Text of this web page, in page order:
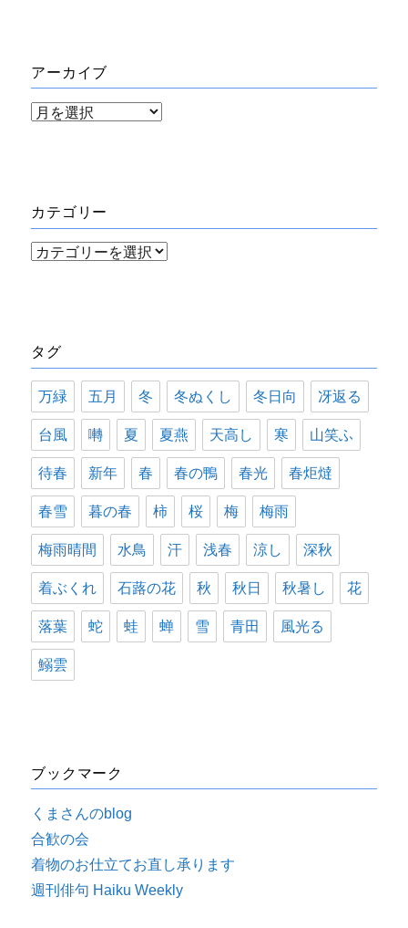
アーカイブ
ア
ブ
カテゴリー
カ
ー
タグ
万緑 五月 冬 冬ぬくし 冬日向 冴返る
台風 囀 夏 夏燕 天高し 寒 山笑ふ
待春 新年 春 春の鴨 春光 春炬燵
春雪 暮の春 柿 桜 梅 梅雨
梅雨晴間 水鳥 汗 浅春 涼し 深秋
着ぶくれ 石蕗の花 秋 秋日 秋暑し 花
落葉 蛇 蛙 蝉 雪 青田 風光る
鰯雲
ブックマーク
くまさんのblog
合歓の会
着物のお仕立てお直し承ります
週刊俳句 Haiku Weekly